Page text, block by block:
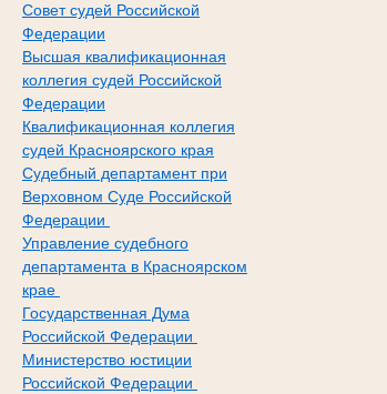
Совет судей Российской
Федерации
Высшая квалификационная
коллегия судей Российской
Федерации
Квалификационная коллегия
судей Красноярского края
Судебный департамент при
Верховном Суде Российской
Федерации
Управление судебного
департамента в Красноярском
крае
Государственная Дума
Российской Федерации
Министерство юстиции
Российской Федерации